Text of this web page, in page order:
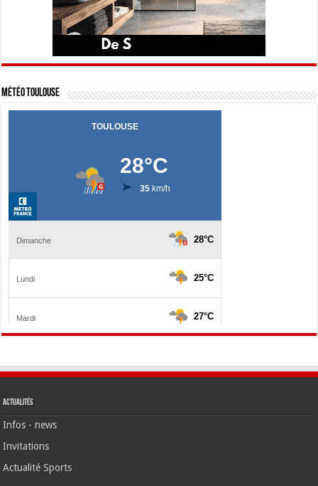
Météo Toulouse
Actualités
Infos - news
Invitations
Actualité Sports